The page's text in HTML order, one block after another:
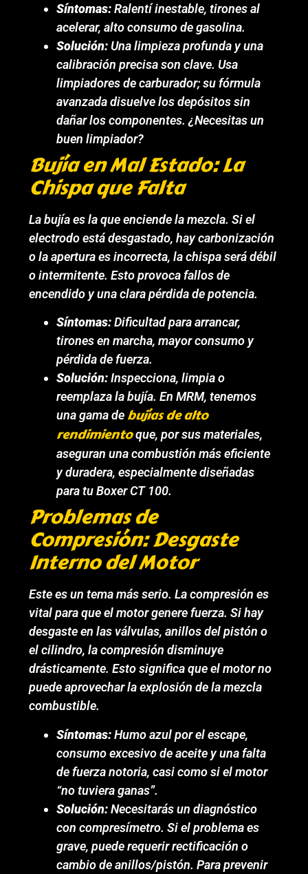
Síntomas:Ralentí inestable, tirones al
acelerar, alto consumo de gasolina.
Solución:Una limpieza profunda y una
calibración precisa son clave. Usa
limpiadores de carburador; su fórmula
avanzada disuelve los depósitos sin
dañar los componentes. ¿Necesitas un
buen limpiador?
Bujía en Mal Estado: La
Chispa que Falta
La bujía es la que enciende la mezcla. Si el
electrodo está desgastado, hay carbonización
o la apertura es incorrecta, la chispa será débil
o intermitente. Esto provoca fallos de
encendido y una clara pérdida de potencia.
Síntomas:Dificultad para arrancar,
tirones en marcha, mayor consumo y
pérdida de fuerza.
Solución:Inspecciona, limpia o
reemplaza la bujía. En MRM, tenemos
una gama de bujías de alto
rendimientoque, por sus materiales,
aseguran una combustión más eficiente
y duradera, especialmente diseñadas
para tu Boxer CT 100.
Problemas de
Compresión: Desgaste
Interno del Motor
Este es un tema más serio. La compresión es
vital para que el motor genere fuerza. Si hay
desgaste en las válvulas, anillos del pistón o
el cilindro, la compresión disminuye
drásticamente. Esto significa que el motor no
puede aprovechar la explosión de la mezcla
combustible.
Síntomas:Humo azul por el escape,
consumo excesivo de aceite y una falta
de fuerza notoria, casi como si el motor
“no tuviera ganas”.
Solución:Necesitarás un diagnóstico
con compresímetro. Si el problema es
grave, puede requerir rectificación o
cambio de anillos/pistón. Para prevenir